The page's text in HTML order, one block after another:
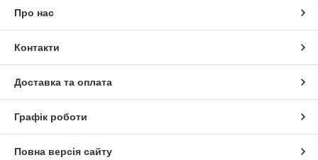
Про нас
Контакти
Доставка та оплата
Графік роботи
Повна версія сайту